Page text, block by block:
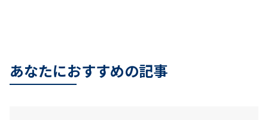
あなたにおすすめの記事